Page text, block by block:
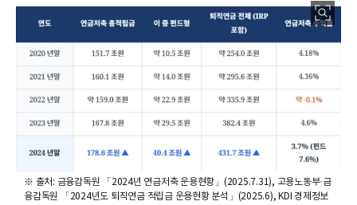
※ 출처: 금융감독원 「2024년 연금저축 운용현황」(2025.7.31), 고용노동부·금
융감독원 「2024년도 퇴직연금 적립금 운용현황 분석」(2025.6), KDI 경제정보